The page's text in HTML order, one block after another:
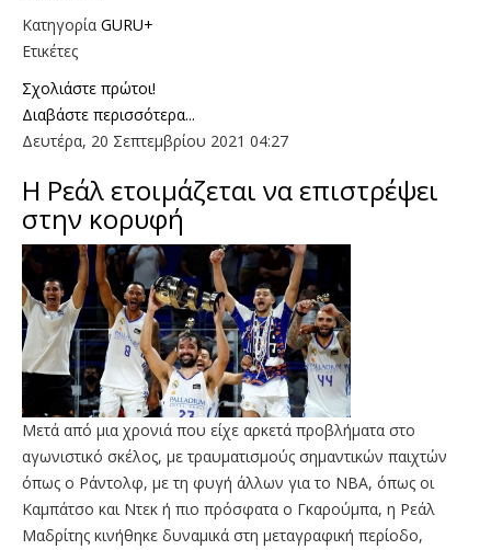
Κατηγορία GURU+
Ετικέτες
Σχολιάστε πρώτοι!
Διαβάστε περισσότερα...
Δευτέρα, 20 Σεπτεμβρίου 2021 04:27
Η Ρεάλ ετοιμάζεται να επιστρέψει
στην κορυφή
Μετά από μια χρονιά που είχε αρκετά προβλήματα στο
αγωνιστικό σκέλος, με τραυματισμούς σημαντικών παιχτών
όπως ο Ράντολφ, με τη φυγή άλλων για το ΝΒΑ, όπως οι
Καμπάτσο και Ντεκ ή πιο πρόσφατα ο Γκαρούμπα, η Ρεάλ
Μαδρίτης κινήθηκε δυναμικά στη μεταγραφική περίοδο,